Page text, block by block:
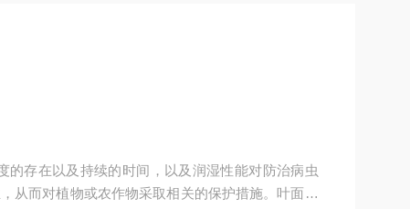
的存在以及持续的时间，以及润湿性能对防治病虫
从而对植物或农作物采取相关的保护措施。叶面湿